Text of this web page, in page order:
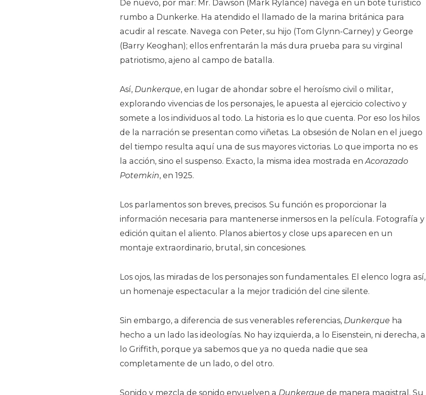
De nuevo, por mar: Mr. Dawson (Mark Rylance) navega en un bote turístico
rumbo a Dunkerke. Ha atendido el llamado de la marina británica para
acudir al rescate. Navega con Peter, su hijo (Tom Glynn-Carney) y George
(Barry Keoghan); ellos enfrentarán la más dura prueba para su virginal
patriotismo, ajeno al campo de batalla.
Así, Dunkerque, en lugar de ahondar sobre el heroísmo civil o militar,
explorando vivencias de los personajes, le apuesta al ejercicio colectivo y
somete a los individuos al todo. La historia es lo que cuenta. Por eso los hilos
de la narración se presentan como viñetas. La obsesión de Nolan en el juego
del tiempo resulta aquí una de sus mayores victorias. Lo que importa no es
la acción, sino el suspenso. Exacto, la misma idea mostrada enAcorazado
Potemkin, en 1925.
Los parlamentos son breves, precisos. Su función es proporcionar la
información necesaria para mantenerse inmersos en la película. Fotografía y
edición quitan el aliento. Planos abiertos y close ups aparecen en un
montaje extraordinario, brutal, sin concesiones.
Los ojos, las miradas de los personajes son fundamentales. El elenco logra así,
un homenaje espectacular a la mejor tradición del cine silente.
Sin embargo, a diferencia de sus venerables referencias, Dunkerque ha
hecho a un lado las ideologías. No hay izquierda, a lo Eisenstein, ni derecha, a
lo Griffith, porque ya sabemos que ya no queda nadie que sea
completamente de un lado, o del otro.
Sonido y mezcla de sonido envuelven a Dunkerque de manera magistral. Su